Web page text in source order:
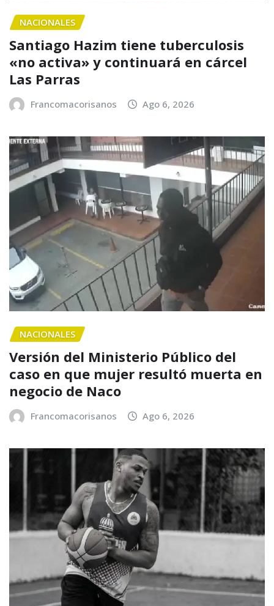
NACIONALES
Santiago Hazim tiene tuberculosis
«no activa» y continuará en cárcel
Las Parras
Francomacorisanos Ago 6, 2026
NACIONALES
Versión del Ministerio Público del
caso en que mujer resultó muerta en
negocio de Naco
Francomacorisanos Ago 6, 2026